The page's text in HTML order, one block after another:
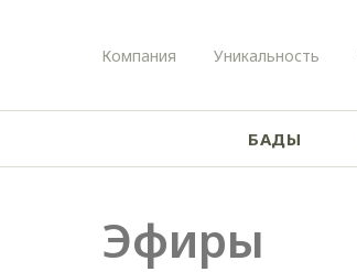
Компания Уникальность
БАДЫ
Эфиры